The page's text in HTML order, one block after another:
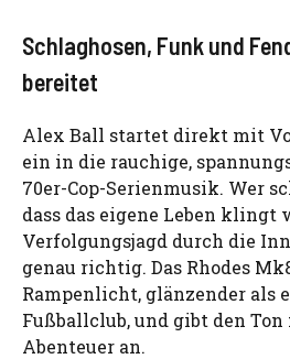
Schlaghosen, Funk und
bereitet
Alex Ball startet direkt mit
ein in die rauchige,
70er-Cop-Serienmusik. Wer
dass das eigene Leben klingt
Verfolgungsjagd durch die
genau richtig. Das Rhodes
Rampenlicht, glänzender als
Fußballclub, und gibt den Ton
Abenteuer an.